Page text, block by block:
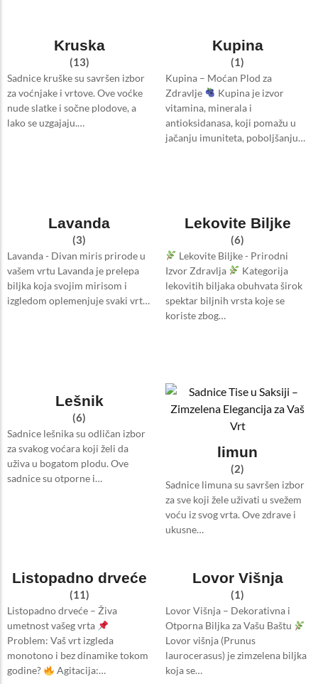
Kruska
(13)
Sadnice kruške su savršen izbor
za voćnjake i vrtove. Ove voćke
nude slatke i sočne plodove, a
lako se uzgajaju.…
Kupina
(1)
Kupina – Moćan Plod za
Zdravlje
Kupina je izvor
vitamina, minerala i
antioksidanasa, koji pomažu u
jačanju imuniteta, poboljšanju…
Lavanda
(3)
Lavanda - Divan miris prirode u
vašem vrtu Lavanda je prelepa
biljka koja svojim mirisom i
izgledom oplemenjuje svaki vrt…
Lekovite Biljke
(6)
Lekovite Biljke - Prirodni
Izvor Zdravlja
Kategorija
lekovitih biljaka obuhvata širok
spektar biljnih vrsta koje se
koriste zbog…
Lešnik
(6)
Sadnice lešnika su odličan izbor
za svakog voćara koji želi da
uživa u bogatom plodu. Ove
sadnice su otporne i…
limun
(2)
Sadnice limuna su savršen izbor
za sve koji žele uživati u svežem
voću iz svog vrta. Ove zdrave i
ukusne…
Listopadno drveće
(11)
Listopadno drveće – Živa
umetnost vašeg vrta
Problem: Vaš vrt izgleda
monotono i bez dinamike tokom
godine?
Agitacija:…
Lovor Višnja
(1)
Lovor Višnja – Dekorativna i
Otporna Biljka za Vašu Baštu
Lovor višnja (Prunus
laurocerasus) je zimzelena biljka
koja se…